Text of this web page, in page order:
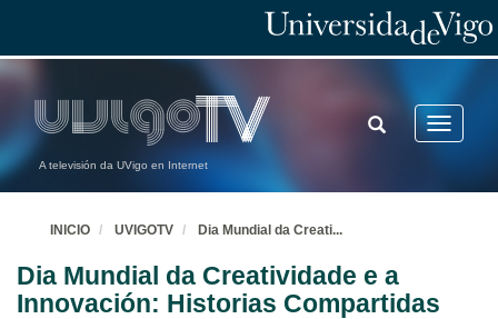
A televisión da UVigo en Internet
Toggle
TOGGLE
SEARCH
INICIO UVIGOTV Dia Mundial da Creati...
Dia Mundial da Creatividade e a
Innovación: Historias Compartidas